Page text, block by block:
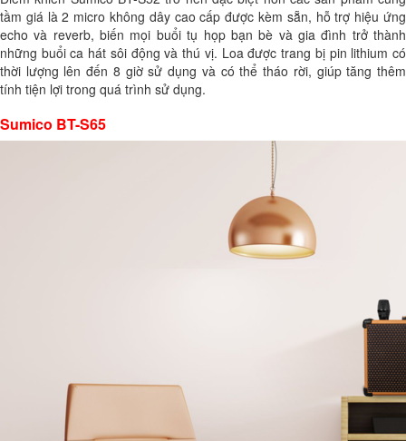
tầm giá là 2 micro không dây cao cấp được kèm sẵn, hỗ trợ hiệu ứng
echo và reverb, biến mọi buổi tụ họp bạn bè và gia đình trở thành
những buổi ca hát sôi động và thú vị. Loa được trang bị pin lithium có
thời lượng lên đến 8 giờ sử dụng và có thể tháo rời, giúp tăng thêm
tính tiện lợi trong quá trình sử dụng.
Sumico BT-S65